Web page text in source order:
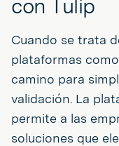
con Tulip
Cuando se trata
plataformas
camino para
validación. La
permite a las
soluciones que